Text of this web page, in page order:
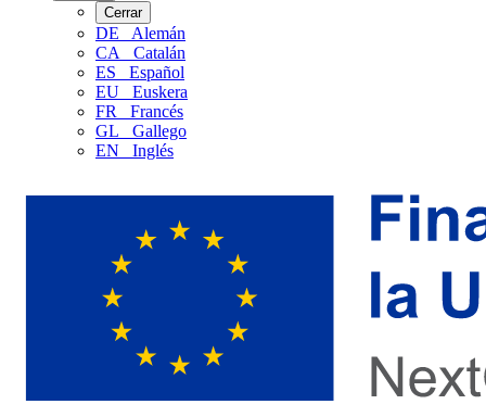
Cerrar
DE
Alemán
CA
Catalán
ES
Español
EU
Euskera
FR
Francés
GL
Gallego
EN
Inglés